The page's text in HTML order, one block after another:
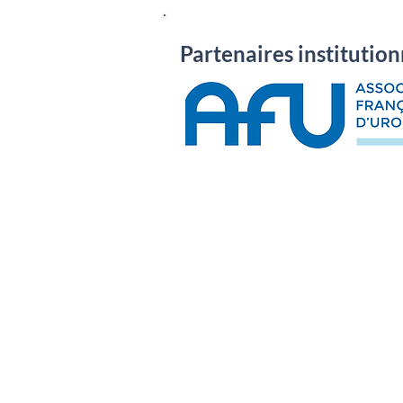
Partenaires